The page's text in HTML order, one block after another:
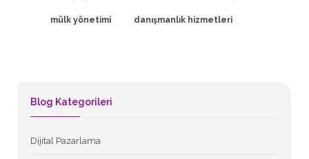
mülk yönetimi danışmanlık hizmetleri
Blog Kategorileri
Dijital Pazarlama